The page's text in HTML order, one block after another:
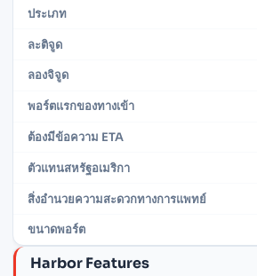
ประเภท
ละติจูด
ลองจิจูด
พอร์ตแรกของทางเข้า
ต้องมีข้อความ ETA
ตัวแทนสหรัฐอเมริกา
สิ่งอำนวยความสะดวกทางการแพทย์
ขนาดพอร์ต
Harbor Features